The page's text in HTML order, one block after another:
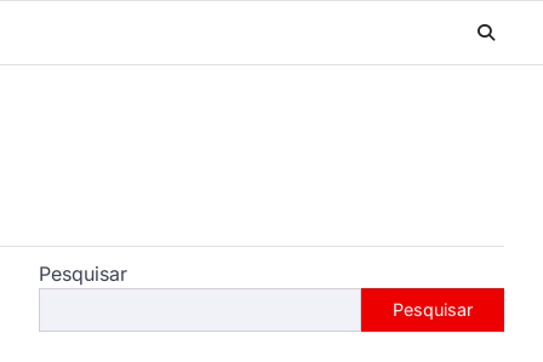
Pesquisar
Pesquisar